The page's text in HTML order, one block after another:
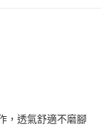
彰化商業銀行
，透氣舒適不磨腳